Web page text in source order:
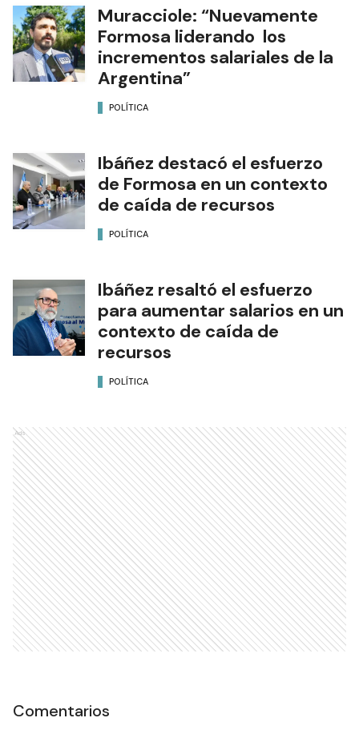
Muracciole: “Nuevamente
Formosa liderando los
incrementos salariales de la
Argentina”
POLÍTICA
Ibáñez destacó el esfuerzo
de Formosa en un contexto
de caída de recursos
POLÍTICA
Ibáñez resaltó el esfuerzo
para aumentar salarios en un
contexto de caída de
recursos
POLÍTICA
Ads
Comentarios